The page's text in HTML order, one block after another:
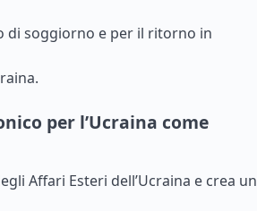
di soggiorno e per il ritorno in
per l’Ucraina come
Affari Esteri dell’Ucraina e crea un